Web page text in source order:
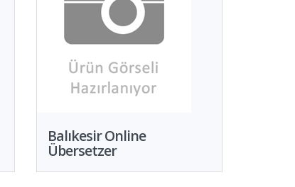
Balıkesir Online
Übersetzer